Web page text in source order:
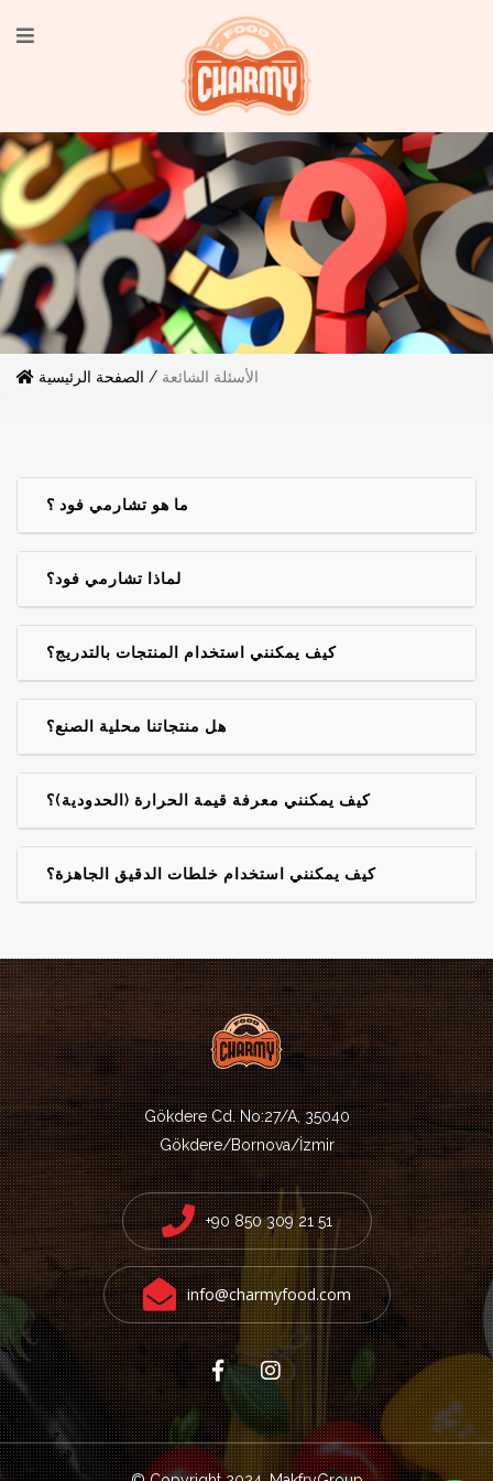
الصفحة الرئيسية / الأسئلة الشائعة
ما هو تشارمي فود ؟
لماذا تشارمي فود؟
كيف يمكنني استخدام المنتجات بالتدريج؟
هل منتجاتنا محلية الصنع؟
كيف يمكنني معرفة قيمة الحرارة (الحدودية)؟
كيف يمكنني استخدام خلطات الدقيق الجاهزة؟
Gökdere Cd. No:27/A, 35040
Gökdere/Bornova/İzmir
+90 850 309 21 51
info@charmyfood.com